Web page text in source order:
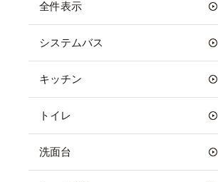
全件表示
システムバス
キッチン
トイレ
洗面台